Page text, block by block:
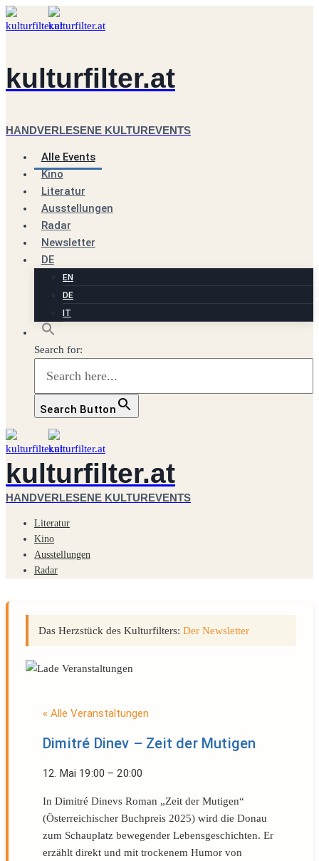
Zum
Inhalt
kulturfilter.at
HANDVERLESENE KULTUREVENTS
Alle Events
Kino
Literatur
Ausstellungen
Radar
Newsletter
DE
EN
DE
IT
Search for:
Search Button
kulturfilter.at
HANDVERLESENE KULTUREVENTS
Literatur
Kino
Ausstellungen
Radar
Das Herzstück des Kulturfilters: Der Newsletter
« Alle Veranstaltungen
Dimitré Dinev – Zeit der Mutigen
12. Mai 19:00 –20:00
In Dimitré Dinevs Roman „Zeit der Mutigen“
(Österreichischer Buchpreis 2025) wird die Donau
zum Schauplatz bewegender Lebensgeschichten. Er
erzählt direkt und mit trockenem Humor von